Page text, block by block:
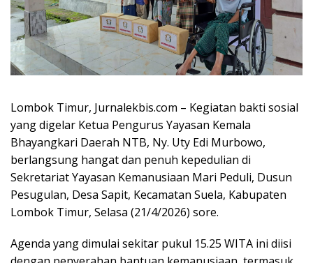
Lombok Timur, Jurnalekbis.com – Kegiatan bakti sosial
yang digelar Ketua Pengurus Yayasan Kemala
Bhayangkari Daerah NTB, Ny. Uty Edi Murbowo,
berlangsung hangat dan penuh kepedulian di
Sekretariat Yayasan Kemanusiaan Mari Peduli, Dusun
Pesugulan, Desa Sapit, Kecamatan Suela, Kabupaten
Lombok Timur, Selasa (21/4/2026) sore.
Agenda yang dimulai sekitar pukul 15.25 WITA ini diisi